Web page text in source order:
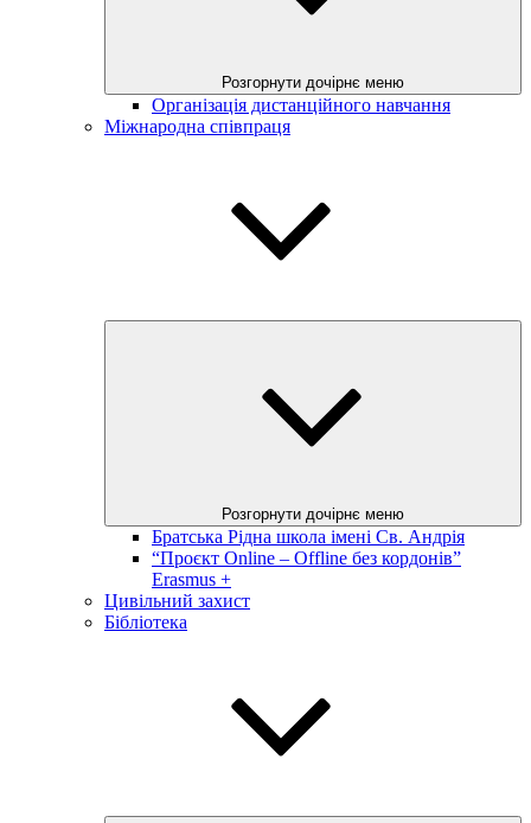
Розгорнути дочірнє меню
Організація дистанційного навчання
Міжнародна співпраця
Розгорнути дочірнє меню
Братська Рідна школа імені Св. Андрія
“Проєкт Online – Offline без кордонів”
Erasmus +
Цивільний захист
Бібліотека